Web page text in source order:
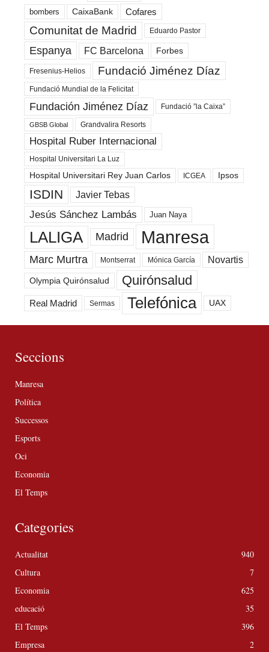
bombers CaixaBank Cofares
Comunitat de Madrid Eduardo Pastor
Espanya FC Barcelona Forbes
Fresenius-Helios Fundació Jiménez Díaz
Fundació Mundial de la Felicitat
Fundación Jiménez Díaz Fundació ”la Caixa”
GBSB Global Grandvalira Resorts
Hospital Ruber Internacional
Hospital Universitari La Luz
Hospital Universitari Rey Juan Carlos ICGEA Ipsos
ISDIN Javier Tebas
Jesús Sánchez Lambás Juan Naya
LALIGA Madrid Manresa
Marc Murtra Montserrat Mónica García Novartis
Olympia Quirónsalud Quirónsalud
Real Madrid Sermas Telefónica UAX
Seccions
Manresa
Política
Successos
Esports
Oci
Economia
El Temps
Categories
Actualitat
940
Cultura
7
Economia
625
educació
35
El Temps
396
Empresa
2